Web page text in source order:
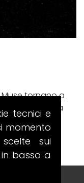
tornano a
da una
tecnici e
momento
sui
basso a